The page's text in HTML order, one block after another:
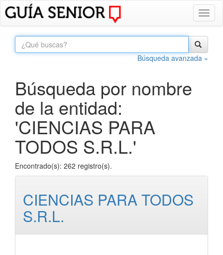
Búsqueda avanzada »
Búsqueda por nombre
de la entidad:
'CIENCIAS PARA
TODOS S.R.L.'
Encontrado(s): 262 registro(s).
CIENCIAS PARA TODOS
S.R.L.